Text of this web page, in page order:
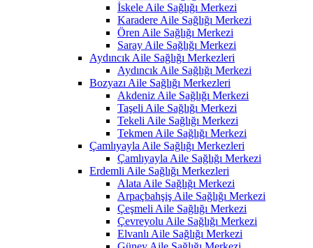
İskele Aile Sağlığı Merkezi
Karadere Aile Sağlığı Merkezi
Ören Aile Sağlığı Merkezi
Saray Aile Sağlığı Merkezi
Aydıncık Aile Sağlığı Merkezleri
Aydıncık Aile Sağlığı Merkezi
Bozyazı Aile Sağlığı Merkezleri
Akdeniz Aile Sağlığı Merkezi
Taşeli Aile Sağlığı Merkezi
Tekeli Aile Sağlığı Merkezi
Tekmen Aile Sağlığı Merkezi
Çamlıyayla Aile Sağlığı Merkezleri
Çamlıyayla Aile Sağlığı Merkezi
Erdemli Aile Sağlığı Merkezleri
Alata Aile Sağlığı Merkezi
Arpaçbahşiş Aile Sağlığı Merkezi
Çeşmeli Aile Sağlığı Merkezi
Çevreyolu Aile Sağlığı Merkezi
Elvanlı Aile Sağlığı Merkezi